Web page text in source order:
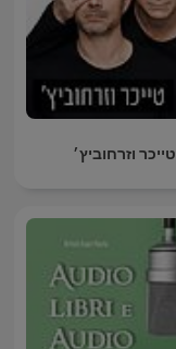
טייכר וזרחוביץ׳